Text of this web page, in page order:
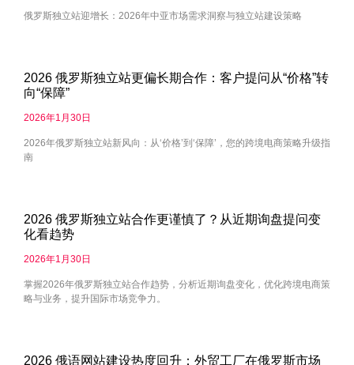
俄罗斯独立站迎增长：2026年中亚市场需求洞察与独立站建设策略
2026 俄罗斯独立站更偏长期合作：客户提问从“价格”转
向“保障”
2026年1月30日
2026年俄罗斯独立站新风向：从‘价格’到‘保障’，您的跨境电商策略升级指
南
2026 俄罗斯独立站合作更谨慎了？从近期询盘提问变
化看趋势
2026年1月30日
掌握2026年俄罗斯独立站合作趋势，分析近期询盘变化，优化跨境电商策
略与业务，提升国际市场竞争力。
2026 俄语网站建设热度回升：外贸工厂在俄罗斯市场